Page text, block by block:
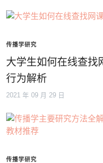
传播学研究
大学生如何在线查找
行为解析
2021 年 09 月 29 日
传播学研究